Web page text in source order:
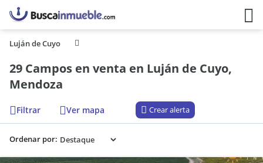
Luján de Cuyo
29 Campos en venta en Luján de Cuyo,
Mendoza
Filtrar Ver mapa Crear alerta
Ordenar por: